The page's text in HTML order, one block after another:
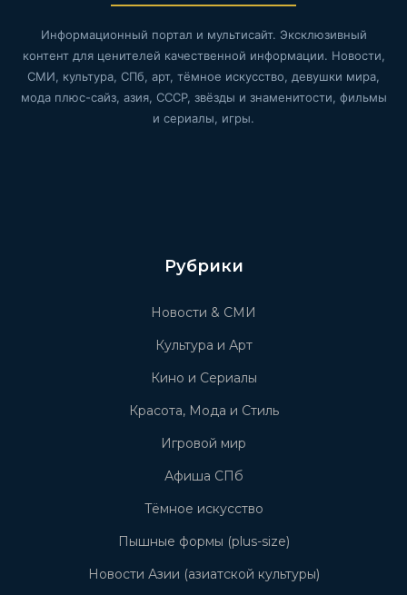
Информационный портал и мультисайт. Эксклюзивный
контент для ценителей качественной информации. Новости,
СМИ, культура, СПб, арт, тёмное искусство, девушки мира,
мода плюс-сайз, азия, СССР, звёзды и знаменитости, фильмы
и сериалы, игры.
Рубрики
Новости & СМИ
Культура и Арт
Кино и Сериалы
Красота, Мода и Стиль
Игровой мир
Афиша СПб
Тёмное искусство
Пышные формы (plus-size)
Новости Азии (азиатской культуры)